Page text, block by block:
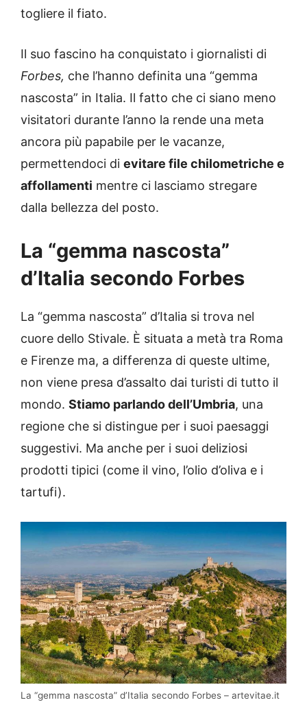
togliere il fiato.
Il suo fascino ha conquistato i giornalisti di
Forbes, che l’hanno definita una “gemma
nascosta” in Italia. Il fatto che ci siano meno
visitatori durante l’anno la rende una meta
ancora più papabile per le vacanze,
permettendoci di evitare file chilometriche e
affollamenti mentre ci lasciamo stregare
dalla bellezza del posto.
La “gemma nascosta”
d’Italia secondo Forbes
La “gemma nascosta” d’Italia si trova nel
cuore dello Stivale. È situata a metà tra Roma
e Firenze ma, a differenza di queste ultime,
non viene presa d’assalto dai turisti di tutto il
mondo. Stiamo parlando dell’Umbria, una
regione che si distingue per i suoi paesaggi
suggestivi. Ma anche per i suoi deliziosi
prodotti tipici (come il vino, l’olio d’oliva e i
tartufi).
La “gemma nascosta” d’Italia secondo Forbes – artevitae.it